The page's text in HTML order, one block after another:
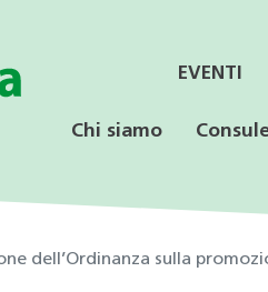
EVENTI
Chi siamo
dell’Ordinanza sulla